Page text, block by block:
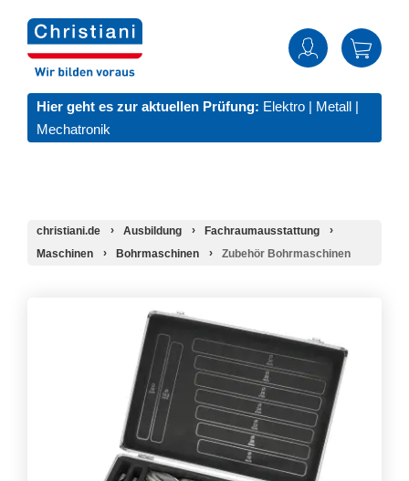
Hier geht es zur aktuellen Prüfung: Elektro | Metall |
Mechatronik
christiani.de Ausbildung
Fachraumausstattung
Maschinen
Bohrmaschinen Zubehör Bohrmaschinen